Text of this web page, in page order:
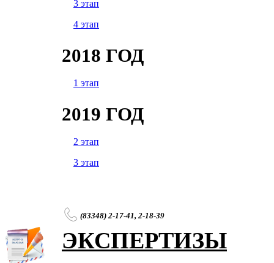
3 этап
4 этап
2018 ГОД
1 этап
2019 ГОД
2 этап
3 этап
(83348) 2-17-41, 2-18-39
ЭКСПЕРТИЗЫ